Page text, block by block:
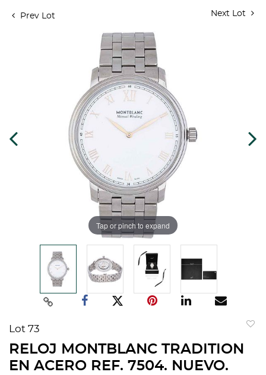
Prev Lot Next Lot
Tap or pinch to expand
Lot 73
RELOJ MONTBLANC TRADITION
EN ACERO REF. 7504. NUEVO.